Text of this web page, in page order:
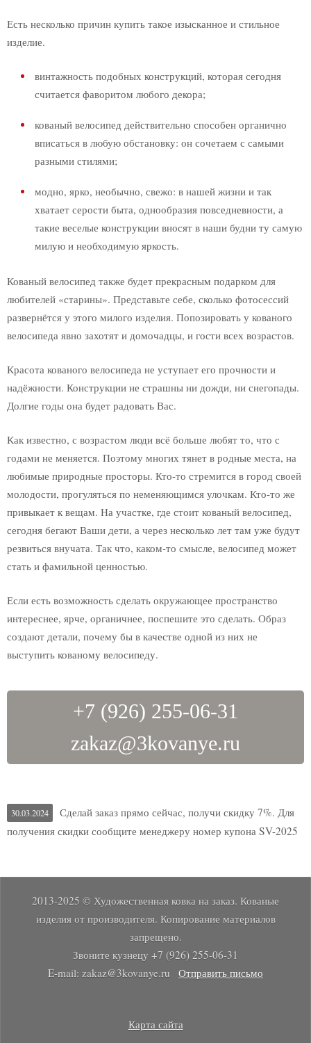
Есть несколько причин купить такое изысканное и стильное
изделие.
винтажность подобных конструкций, которая сегодня
считается фаворитом любого декора;
кованый велосипед действительно способен органично
вписаться в любую обстановку: он сочетаем с самыми
разными стилями;
модно, ярко, необычно, свежо: в нашей жизни и так
хватает серости быта, однообразия повседневности, а
такие веселые конструкции вносят в наши будни ту самую
милую и необходимую яркость.
Кованый велосипед также будет прекрасным подарком для
любителей «старины». Представьте себе, сколько фотосессий
развернётся у этого милого изделия. Попозировать у кованого
велосипеда явно захотят и домочадцы, и гости всех возрастов.
Красота кованого велосипеда не уступает его прочности и
надёжности. Конструкции не страшны ни дожди, ни снегопады.
Долгие годы она будет радовать Вас.
Как известно, с возрастом люди всё больше любят то, что с
годами не меняется. Поэтому многих тянет в родные места, на
любимые природные просторы. Кто-то стремится в город своей
молодости, прогуляться по неменяющимся улочкам. Кто-то же
привыкает к вещам. На участке, где стоит кованый велосипед,
сегодня бегают Ваши дети, а через несколько лет там уже будут
резвиться внучата. Так что, каком-то смысле, велосипед может
стать и фамильной ценностью.
Если есть возможность сделать окружающее пространство
интереснее, ярче, органичнее, поспешите это сделать. Образ
создают детали, почему бы в качестве одной из них не
выступить кованому велосипеду.
+7 (926) 255-06-31
zakaz@3kovanye.ru
Урны
Мосты
Вольеры для собак
Костровая чаша
Кованые изделия
Аксессуары для камина
Дровницы
Флюгер
Факелы
Замок
Рамы
Клетка
Зонты
Фоторамки
Корзинки
Поющие чаши
Штопор
Сундуки
Имитация оружия
Ножи
Топоры
Кованые подарки
Подарок на свадьбу
Подарок девушке
Подарки на новый год
Подарки для мужчин
Подарки ручной работы
Туалетные столики
Столик с зеркалом
Волюты
30.03.2024
Сделай заказ прямо сейчас, получи скидку 7%. Для
получения скидки сообщите менеджеру номер купона SV-2025
2013-2025 © Художественная ковка на заказ. Кованые
изделия от производителя. Копирование материалов
запрещено.
Звоните кузнецу +7 (926) 255-06-31
E-mail: zakaz@3kovanye.ru
Отправить письмо
Карта сайта